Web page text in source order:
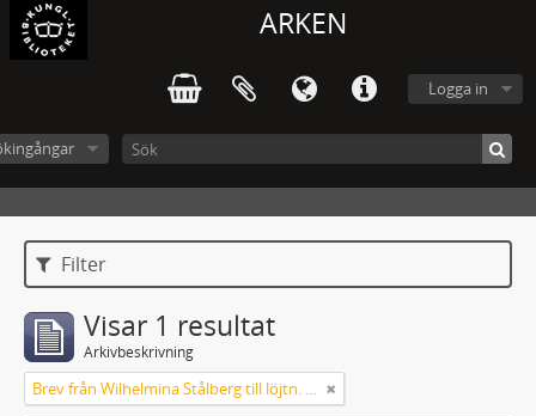
ARKEN
Logga in
Filter
Visar 1 resultat
Arkivbeskrivning
Brev från Wilhelmina Stålberg till löjtn. Ridderstad 1857